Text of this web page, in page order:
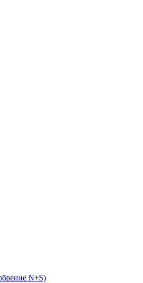
N+S)